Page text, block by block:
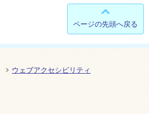
ページの先頭へ戻る
ウェブアクセシビリティ